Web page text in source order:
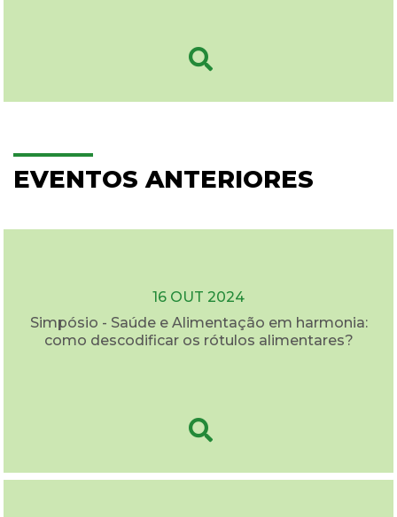
EVENTOS ANTERIORES
16 OUT 2024
Simpósio - Saúde e Alimentação em harmonia:
como descodificar os rótulos alimentares?